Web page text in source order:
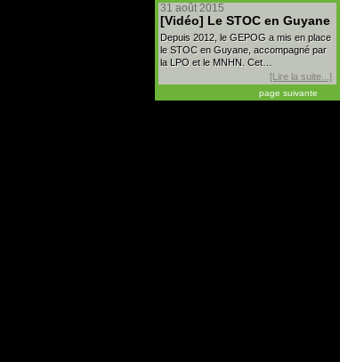
31 août 2015
[Vidéo] Le STOC en Guyane
Depuis 2012, le GEPOG a mis en place
le STOC en Guyane, accompagné par
la LPO et le MNHN. Cet…
[Lire la suite...]
page suivante